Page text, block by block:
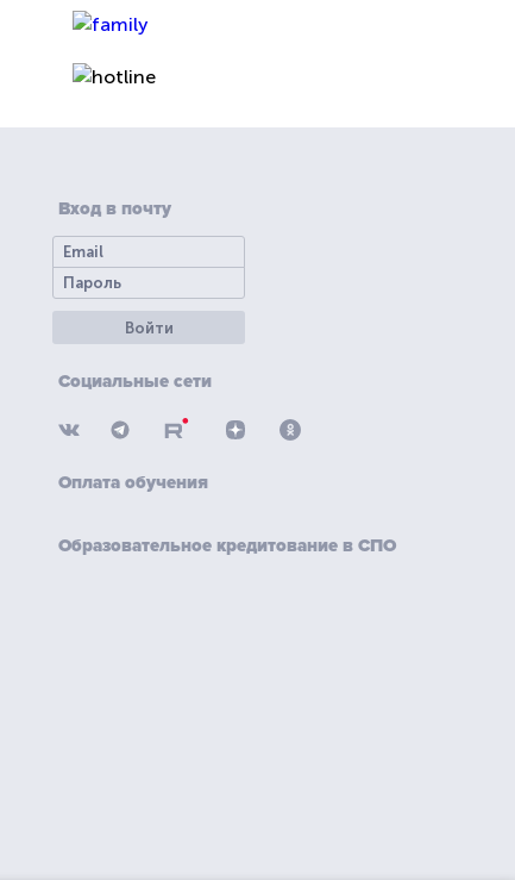
Вход в почту
Войти
Социальные сети
Оплата обучения
Образовательное кредитование в СПО